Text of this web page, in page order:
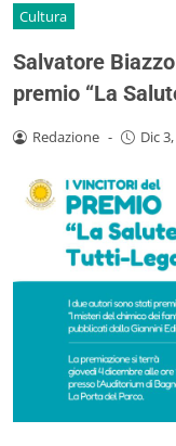
Cultura
Salvatore
premio “La
Redazione - Dic